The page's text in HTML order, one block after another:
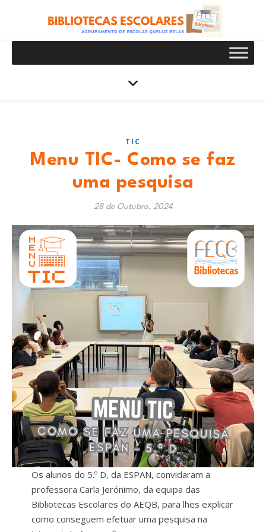
TIC
Menu TIC- Como se faz
uma pesquisa
28 de Outubro, 2024
Os alunos do 5.º D, da ESPAN, convidaram a
professora Carla Jerónimo, da equipa das
Bibliotecas Escolares do AEQB, para lhes explicar
como conseguem efetuar uma pesquisa na